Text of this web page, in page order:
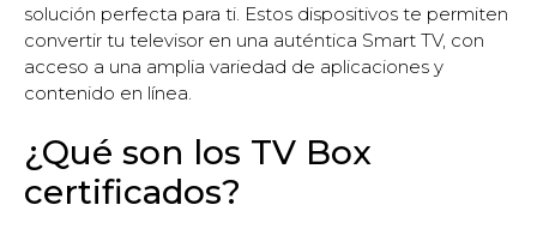
solución perfecta para ti. Estos dispositivos te permiten
convertir tu televisor en una auténtica Smart TV, con
acceso a una amplia variedad de aplicaciones y
contenido en línea.
¿Qué son los TV Box
certificados?